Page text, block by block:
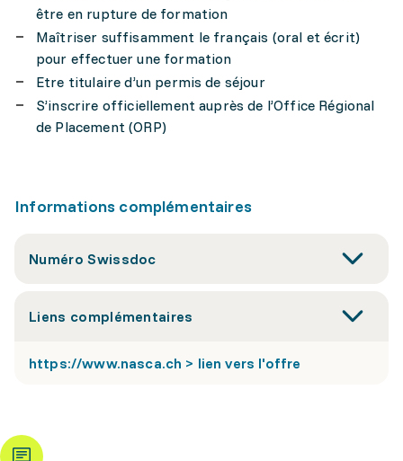
être en rupture de formation
Maîtriser suffisamment le français (oral et écrit)
pour effectuer une formation
Etre titulaire d’un permis de séjour
S’inscrire officiellement auprès de l’Office Régional
de Placement (ORP)
Informations complémentaires
Numéro Swissdoc
Liens complémentaires
https://www.nasca.ch > lien vers l'offre